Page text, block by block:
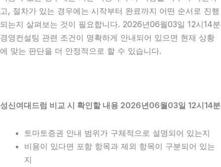
고, 절차가 있는 경우에는 시작부터 완료까지 어떤 순서로 진행
되는지 살펴보는 것이 필요합니다. 2026년06월03일 12시14분
경영컨설팅 관련 조건이 명확하게 안내되어 있으면 현재 상황
에 맞는 판단을 더 안정적으로 할 수 있습니다.
성신여대드럼 비교 시 확인할 내용 2026년06월03일 12시14분
토마토증권 안내 범위가 구체적으로 설명되어 있는지
비용이 있다면 포함 항목과 제외 항목이 구분되어 있는
지